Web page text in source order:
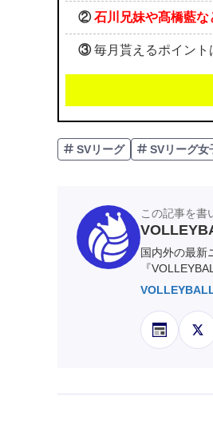
② 石川兄妹や髙橋藍な
③毎月貰えるポイント
SVリーグ SVリーグ女
この記事を書
国内外の最新
『